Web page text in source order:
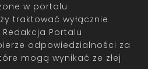
w portalu
traktować wyłącznie
Portalu
odpowiedzialności za
mogą wynikać ze złej